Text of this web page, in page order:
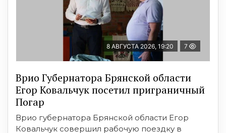
8 АВГУСТА 2026, 19:20 7
Врио Губернатора Брянской области
Егор Ковальчук посетил приграничный
Погар
Врио губернатора Брянской области Егор
Ковальчук совершил рабочую поездку в